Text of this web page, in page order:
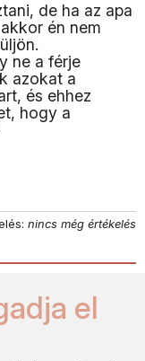
de ha az apa
én nem
ne a férje
azokat a
és ehhez
hogy a
nincs még értékelés
el